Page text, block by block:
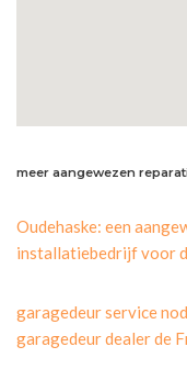
meer aangewezen
Oudehaske: een
installatiebedrijf voor
garagedeur service
garagedeur dealer de